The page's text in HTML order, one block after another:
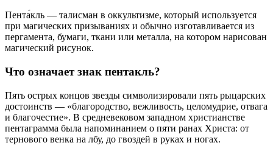
Пента́кль — талисман в оккультизме, который используется
при магических призываниях и обычно изготавливается из
пергамента, бумаги, ткани или металла, на котором нарисован
магический рисунок.
Что означает знак пентакль?
Пять острых концов звезды символизировали пять рыцарских
достоинств — «благородство, вежливость, целомудрие, отвага
и благочестие». В средневековом западном христианстве
пентаграмма была напоминанием о пяти ранах Христа: от
тернового венка на лбу, до гвоздей в руках и ногах.